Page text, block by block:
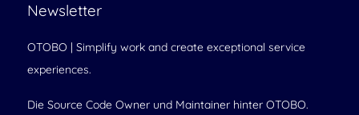
Newsletter
OTOBO | Simplify work and create exceptional service
experiences.
Die Source Code Owner und Maintainer hinter OTOBO.